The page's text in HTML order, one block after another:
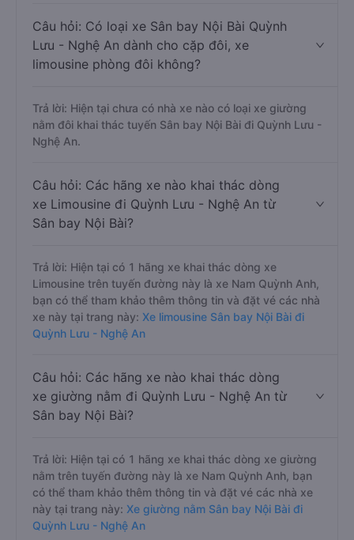
Câu hỏi: Có loại xe Sân bay Nội Bài Quỳnh
Lưu - Nghệ An dành cho cặp đôi, xe
limousine phòng đôi không?
Trả lời: Hiện tại chưa có nhà xe nào có loại xe giường
nằm đôi khai thác tuyến Sân bay Nội Bài đi Quỳnh Lưu -
Nghệ An.
Câu hỏi: Các hãng xe nào khai thác dòng
xe Limousine đi Quỳnh Lưu - Nghệ An từ
Sân bay Nội Bài?
Trả lời: Hiện tại có 1 hãng xe khai thác dòng xe
Limousine trên tuyến đường này là xe Nam Quỳnh Anh,
bạn có thể tham khảo thêm thông tin và đặt vé các nhà
xe này tại trang này: Xe limousine Sân bay Nội Bài đi
Quỳnh Lưu - Nghệ An
Câu hỏi: Các hãng xe nào khai thác dòng
xe giường nằm đi Quỳnh Lưu - Nghệ An từ
Sân bay Nội Bài?
Trả lời: Hiện tại có 1 hãng xe khai thác dòng xe giường
nằm trên tuyến đường này là xe Nam Quỳnh Anh, bạn
có thể tham khảo thêm thông tin và đặt vé các nhà xe
này tại trang này: Xe giường nằm Sân bay Nội Bài đi
Quỳnh Lưu - Nghệ An